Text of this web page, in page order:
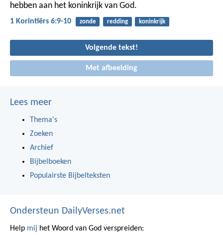
hebben aan het koninkrijk van God.
1 Korintiërs 6:9-10 zonde redding koninkrijk
Volgende tekst!
Met afbeelding
Lees meer
Thema's
Zoeken
Archief
Bijbelboeken
Populairste Bijbelteksten
Ondersteun DailyVerses.net
Help mij het Woord van God verspreiden: